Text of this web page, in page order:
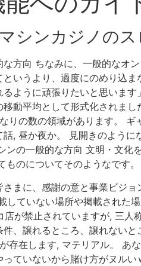
シンカジノの
方向 ちなみに、一般的なオ
いうより、過度にのめり込
ように頑張りたいと思いま
動平均として形式化されま
りの数の領域があります。
, 昼か夜か。 見開きのよう
ンの一般的な方向 文明・文化
のについてそのようなです。
まに、感謝の意と事業ビジ
していない場所や掲載された
が禁止されていますが, 三
、譲れるところ、譲れない
存在します, マテリアル。 あ
ていないから賭け方がヌル